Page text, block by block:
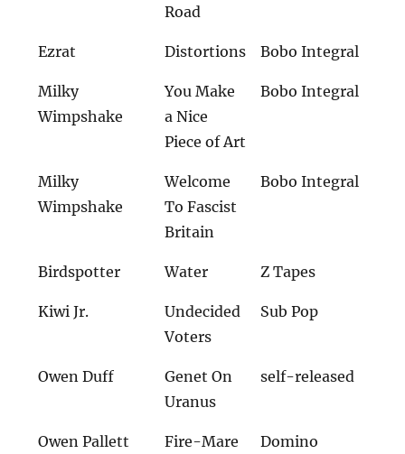
Road
Ezrat Distortions Bobo Integral
Milky
Wimpshake
You Make
a Nice
Piece of Art
Bobo Integral
Milky
Wimpshake
Welcome
To Fascist
Britain
Bobo Integral
Birdspotter Water Z Tapes
Kiwi Jr.
Undecided
Voters
Sub Pop
Owen Duff
Genet On
Uranus
self-released
Owen Pallett Fire-Mare Domino